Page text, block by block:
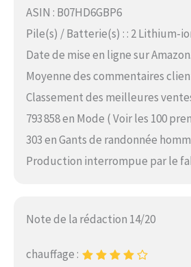
ASIN : B07HD6GBP6
Pile(s) / Batterie(s) : : 2 Lithium-
Date de mise en ligne sur
Moyenne des commentaires
Classement des meilleures
793 858 en Mode ( Voir les 100
303 en Gants de randonnée
Production interrompue par le
Note de la rédaction 14/20
chauffage :